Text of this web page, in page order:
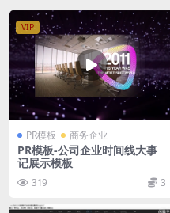
VIP
PR模板 商务企业
PR模板-公司企业时间线大事
记展示模板
319 3